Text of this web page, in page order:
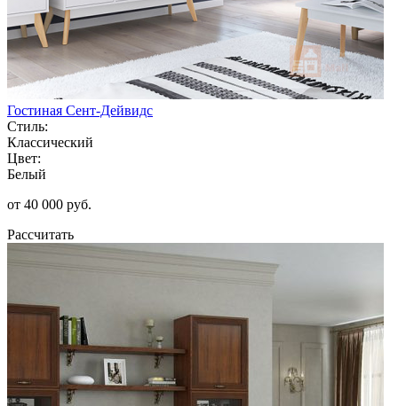
Гостиная Сент-Дейвидс
Стиль:
Классический
Цвет:
Белый
от 40 000 руб.
Рассчитать